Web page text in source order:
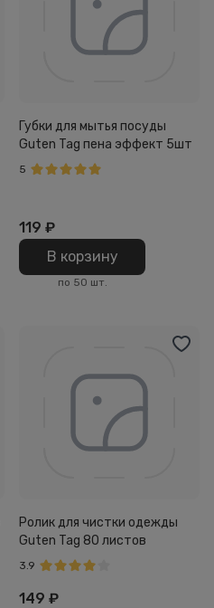
Губки для мытья посуды
Guten Tag пена эффект 5шт
5
119 ₽
В корзину
по 50 шт.
Ролик для чистки одежды
Guten Tag 80 листов
3.9
149 ₽